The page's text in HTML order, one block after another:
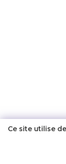
Ce site utilise